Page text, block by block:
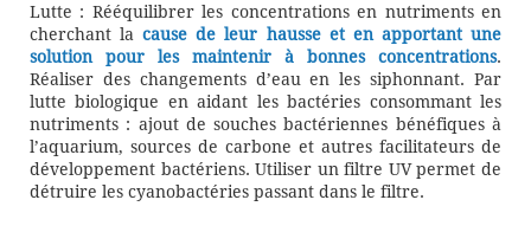
Lutte : Rééquilibrer les concentrations en nutriments en
cherchant lacause de leur hausse et en apportant une
solution pour les maintenir à bonnes concentrations.
Réaliser des changements d’eau en les siphonnant. Par
lutte biologique en aidant les bactéries consommant les
nutriments : ajout de souches bactériennes bénéfiques à
l’aquarium, sources de carbone et autres facilitateurs de
développement bactériens. Utiliser un filtre UV permet de
détruire les cyanobactéries passant dans le filtre.